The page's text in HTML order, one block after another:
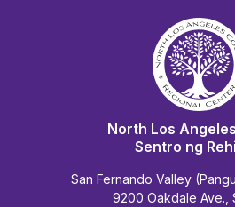
North Los
Sentro ng
San Fernando Valley
9200 Oakdale Ave.,